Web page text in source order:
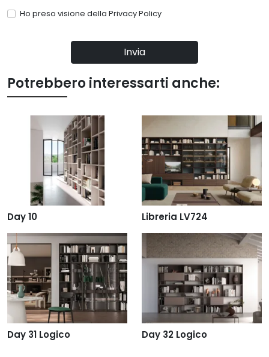
Ho preso visione della Privacy Policy
Invia
Potrebbero interessarti anche:
Day 10 Libreria LV724
Day 31 Logico Day 32 Logico